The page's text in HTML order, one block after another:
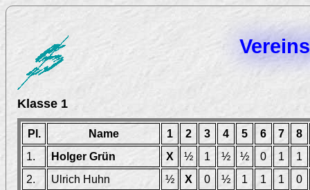
Klasse 1
Pl. Name 1 2 3 4 5 6 7
8
1.
Holger Grün X ½ 1 ½ ½ 0 1
1
2.
Ulrich Huhn ½ X 0 ½ 1 1 1
0